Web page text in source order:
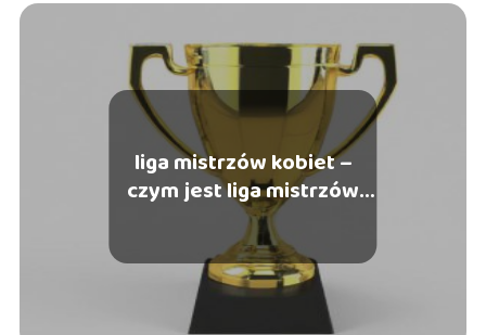
liga mistrzów kobiet –
czym jest liga mistrzów
kobiet?